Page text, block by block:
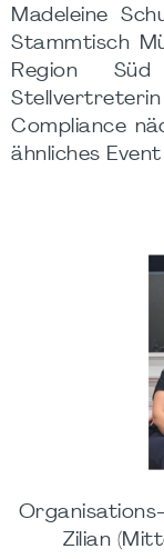
Madeleine
Stammtisch
Region
Compliance
ähnliches
Zilian